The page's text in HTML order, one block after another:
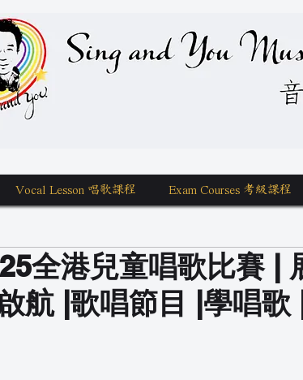
Sing and You Music
Vocal Lesson 唱歌課程 Exam Courses 考級課程
全港兒童唱歌比賽 |
航 |歌唱節目 |學唱歌